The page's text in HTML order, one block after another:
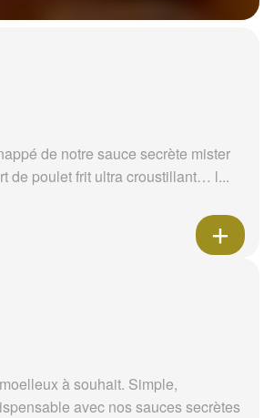
de notre sauce secrète mister
de poulet frit ultra croustillant… l...
à souhait. Simple,
avec nos sauces secrètes